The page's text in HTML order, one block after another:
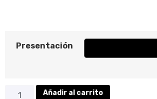
Presentación
Añadir al carrito